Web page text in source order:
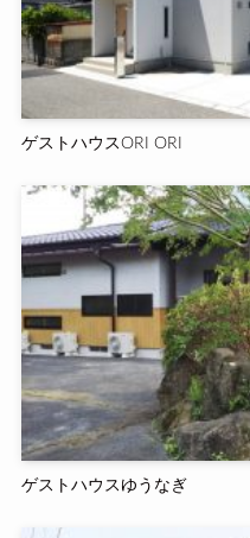
ゲストハウスORI ORI
ゲストハウスゆうなぎ